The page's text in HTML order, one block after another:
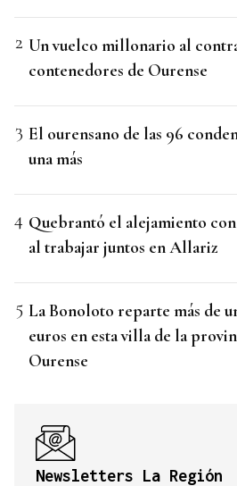
Un vuelco millonario al
contenedores de Ourense
El ourensano de las 96
una más
Quebrantó el alejamiento
al trabajar juntos en Allariz
La Bonoloto reparte más de
euros en esta villa de la
Ourense
Newsletters La Región